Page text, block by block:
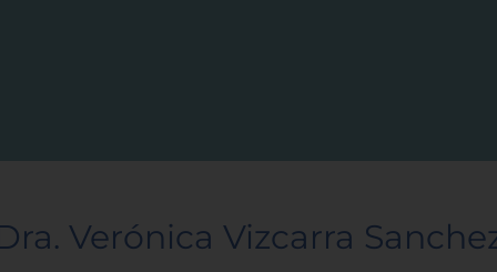
Verónica Vizcarra